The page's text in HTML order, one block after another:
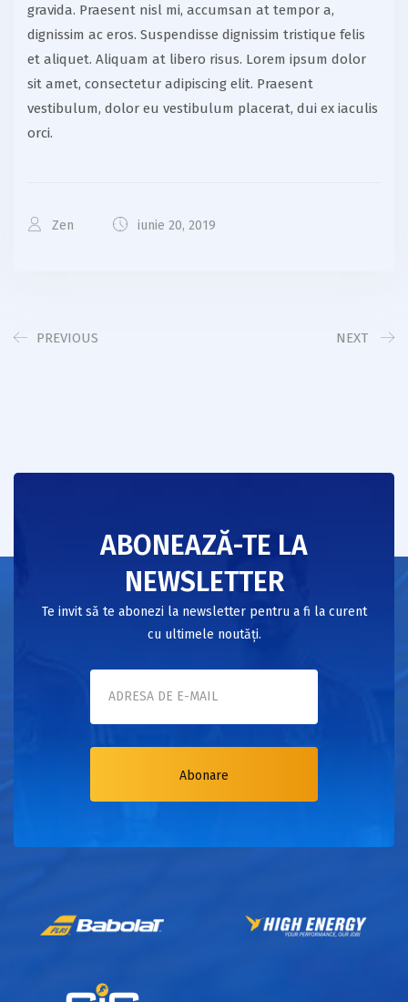
gravida. Praesent nisl mi, accumsan at tempor a,
dignissim ac eros. Suspendisse dignissim tristique felis
et aliquet. Aliquam at libero risus. Lorem ipsum dolor
sit amet, consectetur adipiscing elit. Praesent
vestibulum, dolor eu vestibulum placerat, dui ex iaculis
orci.
Zen iunie 20, 2019
PREVIOUS NEXT
ABONEAZĂ-TE LA
NEWSLETTER
Te invit să te abonezi la newsletter pentru a fi la curent
cu ultimele noutăți.